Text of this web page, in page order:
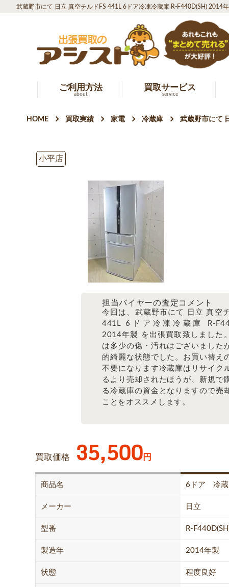
武蔵野市にて 日立 真空チルドFS 441L 6ドア冷凍冷蔵庫 R-F440D(SH) 2014
ご利用方法
about
買取サービス
service
HOME 買取実績 家電 冷蔵庫 武蔵野市にて
小平店
担当バイヤーの査定コメント
今回は、武蔵野市にて 日立 真空
441L 6ドア冷凍冷蔵庫 R-
2014年製 を出張買取致しました
は多少の傷・汚れはございました
的綺麗な状態でした。お買い替え
不要になります冷蔵庫はリサイク
るより売却されたほうが、新規で
る冷蔵庫の資金となりますので売
ことをオススメします。
買取価格 35,500円
商品名 6ドア 冷蔵
メーカー 日立
型番 R-
製造年 2014年製
状態 程度良好